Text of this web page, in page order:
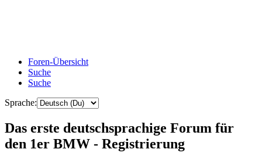
Foren-Übersicht
Suche
Suche
Sprache:
Das erste deutschsprachige Forum für
den 1er BMW - Registrierung